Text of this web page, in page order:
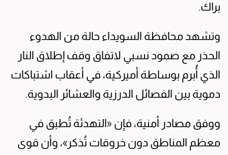
براك.
وتشهد محافظة السويداء حالة من الهدوء
الحذر مع صمود نسبي لاتفاق وقف إطلاق النار
الذي أُبرم بوساطة أميركية، في أعقاب اشتباكات
دموية بين الفصائل الدرزية والعشائر البدوية.
ووفق مصادر أمنية، فإن «التهدئة تُطبق في
معظم المناطق دون خروقات تُذكر»، وأن قوى